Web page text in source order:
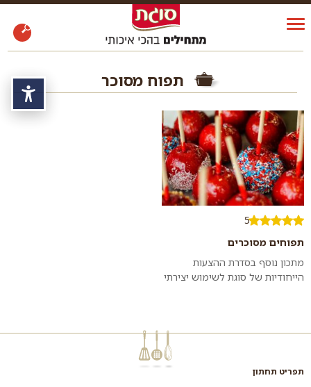
תפוח מסוכר
5
תפוחים מסוכרים
מתכון נוסף בסדרת ההצעות
הייחודיות של סוגת לשימוש יצירתי
תפריט תחתון